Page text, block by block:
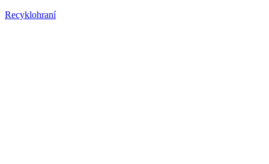
Recyklohraní